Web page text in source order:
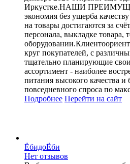
Иркустке.НАШИ
экономия без ущерба
на товары достигаются за
персонала, выкладке товара,
круг покупателей, с
тщательно планирующие
ассортимент - наиболее
питания высокого качества
повседневного спроса по
Подробнее Перейти на сайт
ЁбидоЁби
Нет отзывов